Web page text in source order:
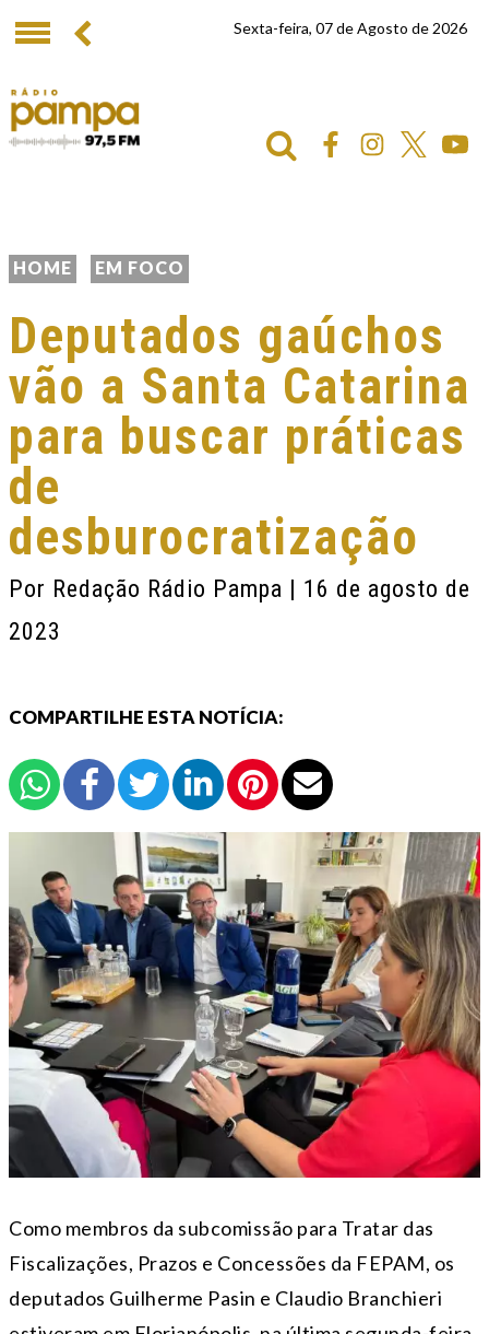
Sexta-feira, 07 de Agosto de 2026
HOME EM FOCO
Deputados gaúchos
vão a Santa Catarina
para buscar práticas
de
desburocratização
Por Redação Rádio Pampa | 16 de agosto de
2023
COMPARTILHE ESTA NOTÍCIA:
Como membros da subcomissão para Tratar das
Fiscalizações, Prazos e Concessões da FEPAM, os
deputados Guilherme Pasin e Claudio Branchieri